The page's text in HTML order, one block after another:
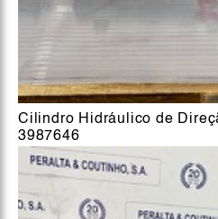
Cilindro Hidráulico de
3987646